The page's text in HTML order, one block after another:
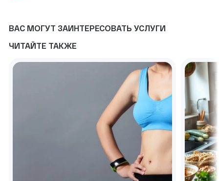
ВАС МОГУТ ЗАИНТЕРЕСОВАТЬ УСЛУГИ
ЧИТАЙТЕ ТАКЖЕ